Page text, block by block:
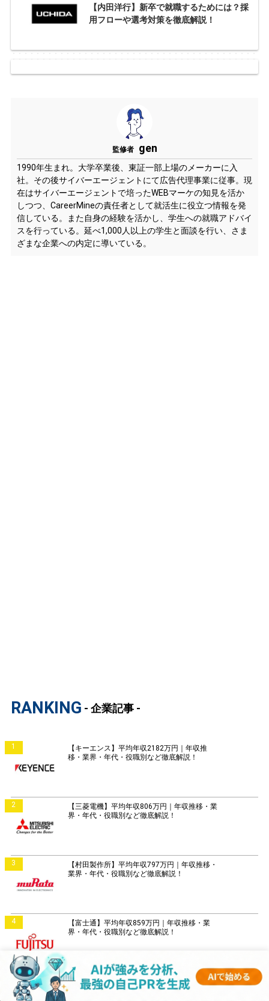
【内田洋行】新卒で就職するためには？採
用フローや選考対策を徹底解説！
監修者 gen
1990年生まれ。大学卒業後、東証一部上場のメーカーに入
社。その後サイバーエージェントにて広告代理事業に従事。現
在はサイバーエージェントで培ったWEBマーケの知見を活か
しつつ、CareerMineの責任者として就活生に役立つ情報を発
信している。また自身の経験を活かし、学生への就職アドバイ
スを行っている。延べ1,000人以上の学生と面談を行い、さま
ざまな企業への内定に導いている。
RANKING - 企業記事 -
1
【キーエンス】平均年収2182万円｜年収推
移・業界・年代・役職別など徹底解説！
2
【三菱電機】平均年収806万円｜年収推移・業
界・年代・役職別など徹底解説！
3
【村田製作所】平均年収797万円｜年収推移・
業界・年代・役職別など徹底解説！
4
【富士通】平均年収859万円｜年収推移・業
界・年代・役職別など徹底解説！
5
【日立製作所】平均年収896万円｜年収推移・
業界・年代・役職別など徹底解説！